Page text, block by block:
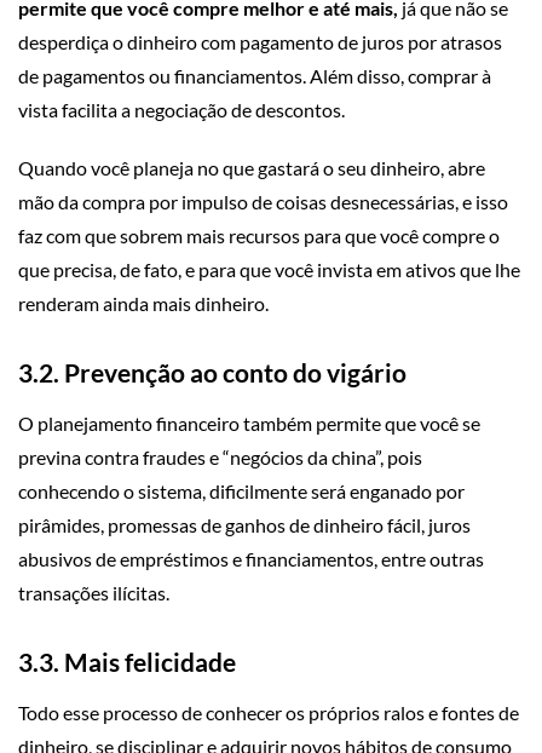
permite que você compre melhor e até mais, já que não se
desperdiça o dinheiro com pagamento de juros por atrasos
de pagamentos ou financiamentos. Além disso, comprar à
vista facilita a negociação de descontos.
Quando você planeja no que gastará o seu dinheiro, abre
mão da compra por impulso de coisas desnecessárias, e isso
faz com que sobrem mais recursos para que você compre o
que precisa, de fato, e para que você invista em ativos que lhe
renderam ainda mais dinheiro.
3.2. Prevenção ao conto do vigário
O planejamento financeiro também permite que você se
previna contra fraudes e “negócios da china”, pois
conhecendo o sistema, dificilmente será enganado por
pirâmides, promessas de ganhos de dinheiro fácil, juros
abusivos de empréstimos e financiamentos, entre outras
transações ilícitas.
3.3. Mais felicidade
Todo esse processo de conhecer os próprios ralos e fontes de
dinheiro, se disciplinar e adquirir novos hábitos de consumo